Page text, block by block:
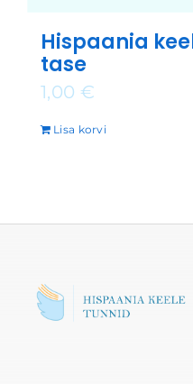
Hispaania
tase
1,00 €
Lisa korvi